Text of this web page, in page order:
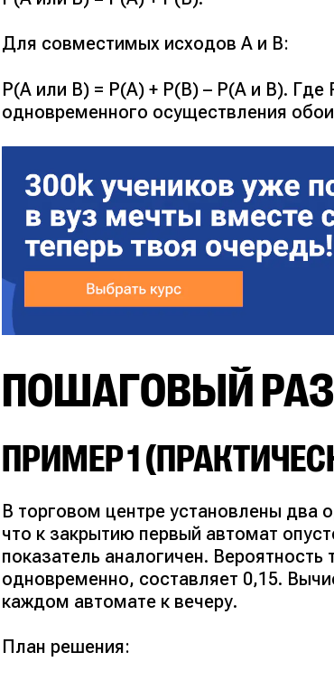
Для совместимых исходов A и B:
P(A или B) = P(A) + P(B) – P(A и B).
одновременного осуществления
ПОШАГОВЫЙ
ПРИМЕР 1
В торговом центре установлены два
что к закрытию первый автомат
показатель аналогичен.
одновременно, составляет 0,15.
каждом автомате к вечеру.
План решения: